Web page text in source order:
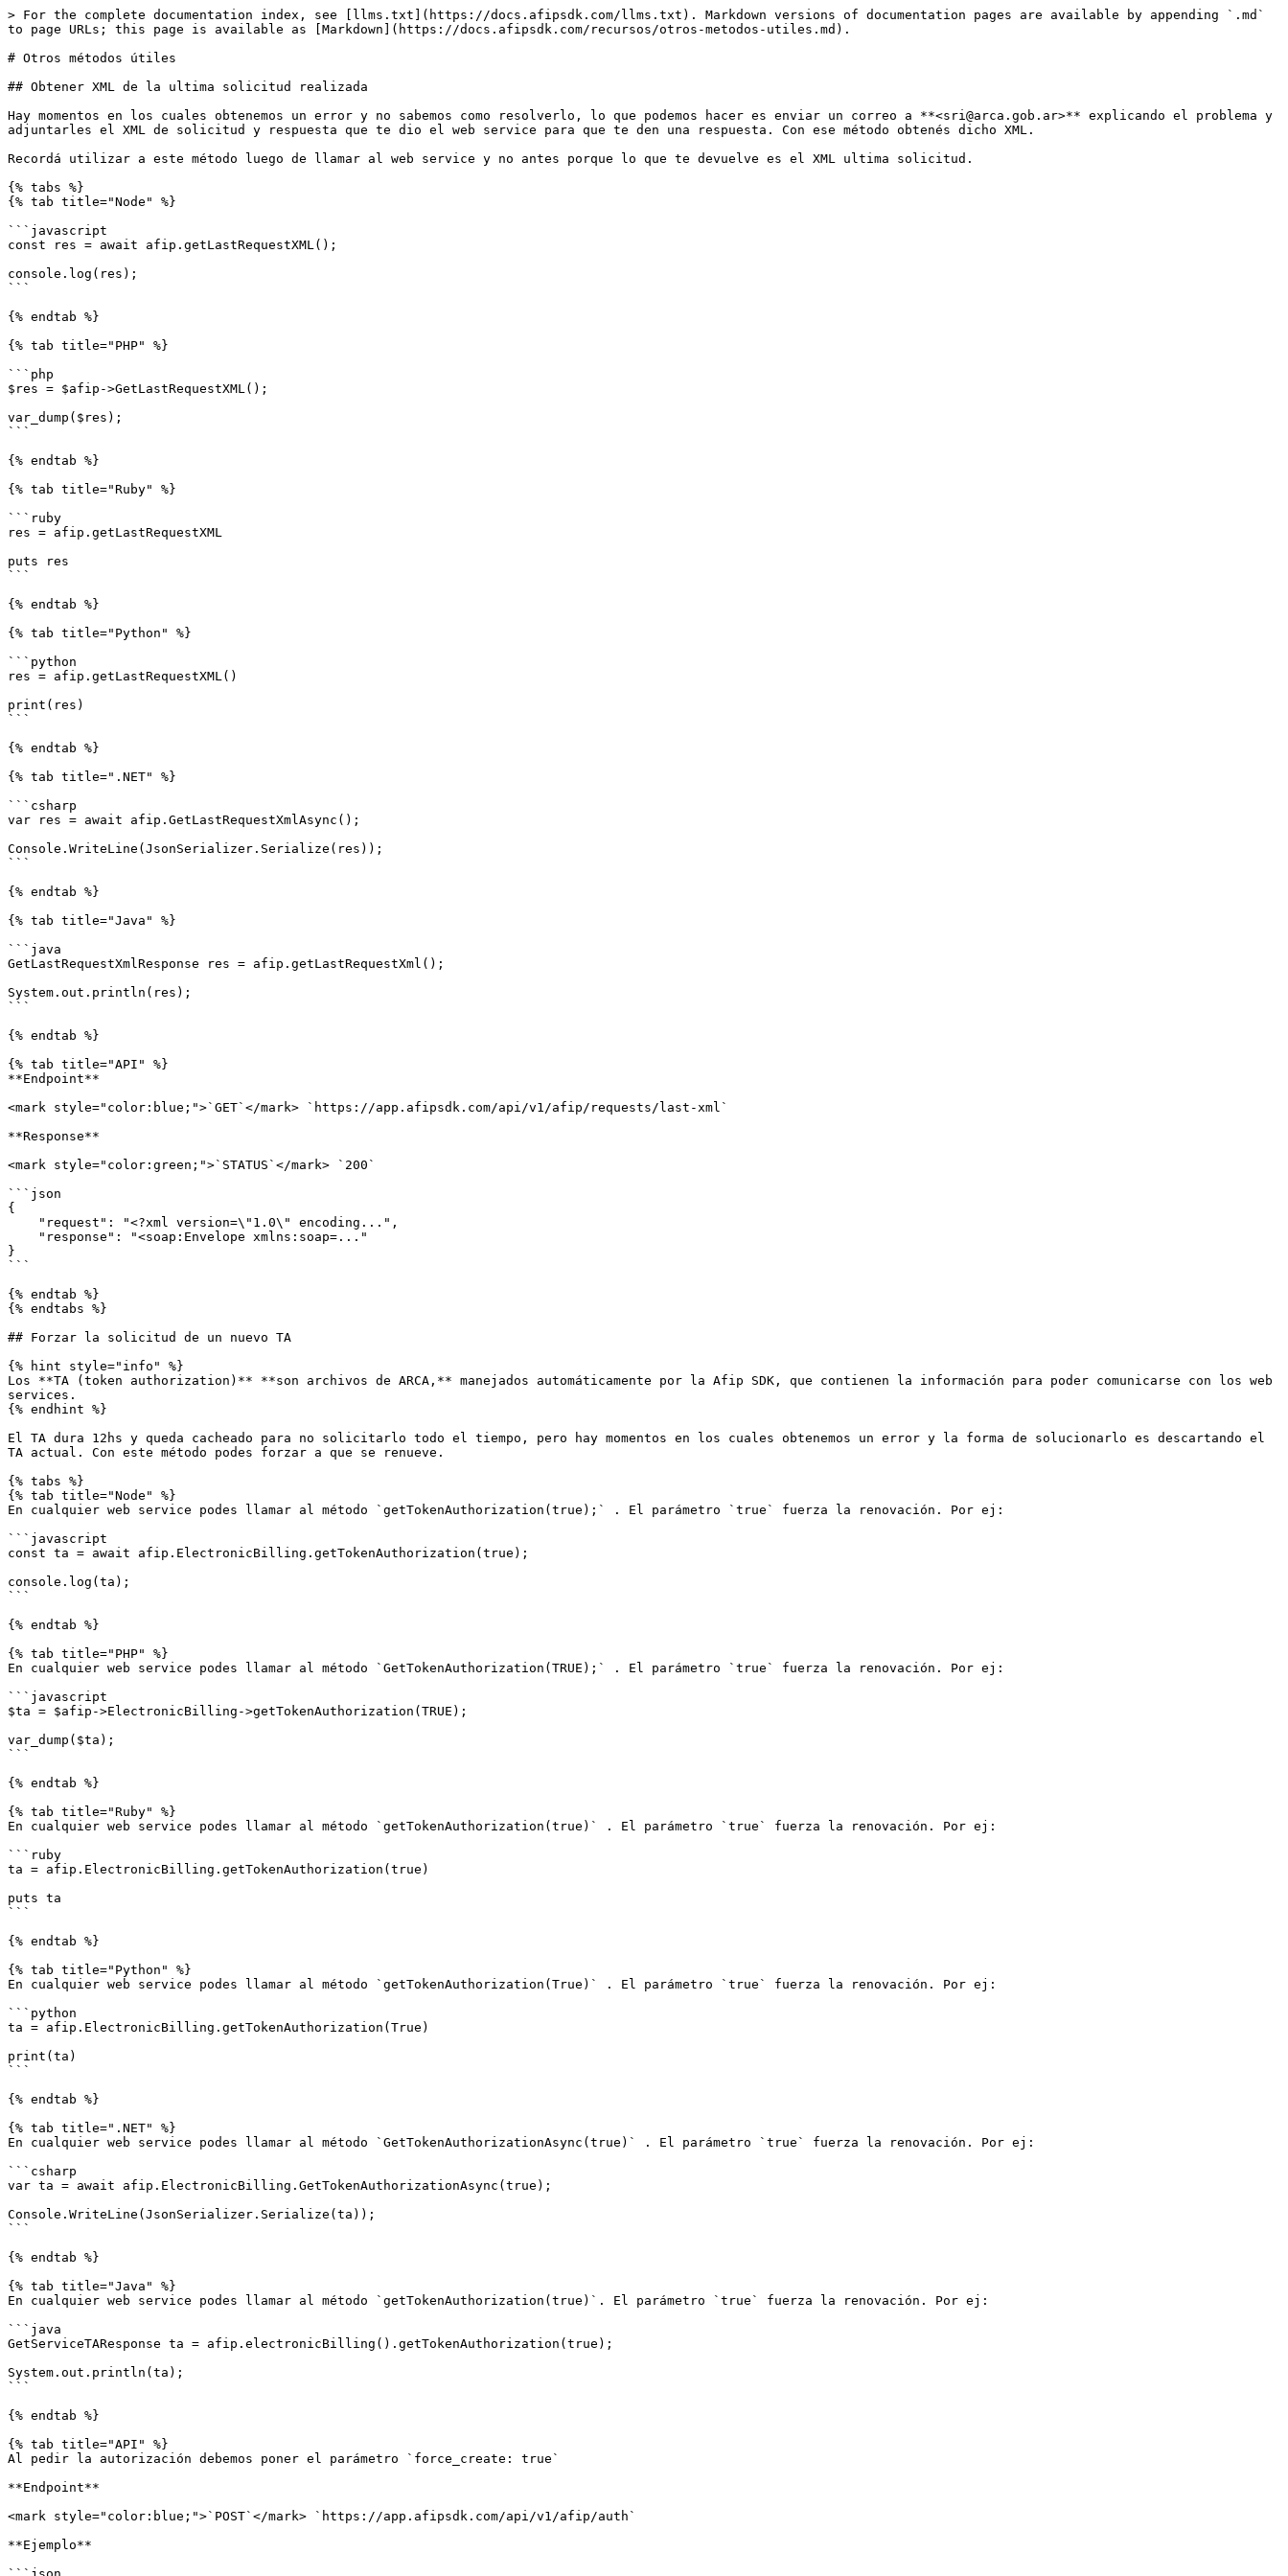
> For the complete documentation index, see [llms.txt](https://docs.afipsdk.com/llms.txt). Markdown versions of documentation pages are available by appending `.md`
to page URLs; this page is available as [Markdown](https://docs.afipsdk.com/recursos/otros-metodos-utiles.md).
# Otros métodos útiles
## Obtener XML de la ultima solicitud realizada
Hay momentos en los cuales obtenemos un error y no sabemos como resolverlo, lo que podemos hacer es enviar un correo a **<sri@arca.gob.ar>** explicando el problema y
adjuntarles el XML de solicitud y respuesta que te dio el web service para que te den una respuesta. Con ese método obtenés dicho XML.
Recordá utilizar a este método luego de llamar al web service y no antes porque lo que te devuelve es el XML ultima solicitud.
{% tabs %}
{% tab title="Node" %}
```javascript
const res = await afip.getLastRequestXML();
console.log(res);
```
{% endtab %}
{% tab title="PHP" %}
```php
$res = $afip->GetLastRequestXML();
var_dump($res);
```
{% endtab %}
{% tab title="Ruby" %}
```ruby
res = afip.getLastRequestXML
puts res
```
{% endtab %}
{% tab title="Python" %}
```python
res = afip.getLastRequestXML()
print(res)
```
{% endtab %}
{% tab title=".NET" %}
```csharp
var res = await afip.GetLastRequestXmlAsync();
Console.WriteLine(JsonSerializer.Serialize(res));
```
{% endtab %}
{% tab title="Java" %}
```java
GetLastRequestXmlResponse res = afip.getLastRequestXml();
System.out.println(res);
```
{% endtab %}
{% tab title="API" %}
**Endpoint**
<mark style="color:blue;">`GET`</mark> `https://app.afipsdk.com/api/v1/afip/requests/last-xml`
**Response**
<mark style="color:green;">`STATUS`</mark> `200`
```json
{
}
```
{% endtab %}
{% endtabs %}
## Forzar la solicitud de un nuevo TA
{% hint style="info" %}
Los **TA (token authorization)** **son archivos de ARCA,** manejados automáticamente por la Afip SDK, que contienen la información para poder comunicarse con los web
services.
{% endhint %}
El TA dura 12hs y queda cacheado para no solicitarlo todo el tiempo, pero hay momentos en los cuales obtenemos un error y la forma de solucionarlo es descartando el
TA actual. Con este método podes forzar a que se renueve.
{% tabs %}
{% tab title="Node" %}
En cualquier web service podes llamar al método `getTokenAuthorization(true);` . El parámetro `true` fuerza la renovación. Por ej:
```javascript
const ta = await afip.ElectronicBilling.getTokenAuthorization(true);
console.log(ta);
```
{% endtab %}
{% tab title="PHP" %}
En cualquier web service podes llamar al método `GetTokenAuthorization(TRUE);` . El parámetro `true` fuerza la renovación. Por ej:
```javascript
$ta = $afip->ElectronicBilling->getTokenAuthorization(TRUE);
var_dump($ta);
```
{% endtab %}
{% tab title="Ruby" %}
En cualquier web service podes llamar al método `getTokenAuthorization(true)` . El parámetro `true` fuerza la renovación. Por ej:
```ruby
ta = afip.ElectronicBilling.getTokenAuthorization(true)
puts ta
```
{% endtab %}
{% tab title="Python" %}
En cualquier web service podes llamar al método `getTokenAuthorization(True)` . El parámetro `true` fuerza la renovación. Por ej:
```python
ta = afip.ElectronicBilling.getTokenAuthorization(True)
print(ta)
```
{% endtab %}
{% tab title=".NET" %}
En cualquier web service podes llamar al método `GetTokenAuthorizationAsync(true)` . El parámetro `true` fuerza la renovación. Por ej:
```csharp
var ta = await afip.ElectronicBilling.GetTokenAuthorizationAsync(true);
Console.WriteLine(JsonSerializer.Serialize(ta));
```
{% endtab %}
{% tab title="Java" %}
En cualquier web service podes llamar al método `getTokenAuthorization(true)`. El parámetro `true` fuerza la renovación. Por ej:
```java
GetServiceTAResponse ta = afip.electronicBilling().getTokenAuthorization(true);
System.out.println(ta);
```
{% endtab %}
{% tab title="API" %}
Al pedir la autorización debemos poner el parámetro `force_create: true`
**Endpoint**
<mark style="color:blue;">`POST`</mark> `https://app.afipsdk.com/api/v1/afip/auth`
**Ejemplo**